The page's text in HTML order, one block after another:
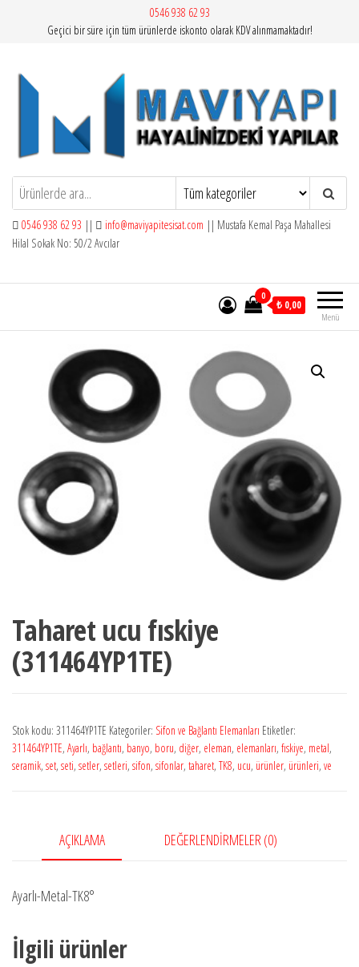
0546 938 62 93
Geçici bir süre için tüm ürünlerde iskonto olarak KDV alınmamaktadır!
Mavi Yapı | Vitra Artema
0546 938 62 93 || info@maviyapitesisat.com || Mustafa Kemal Paşa Mahallesi
Hilal Sokak No: 50/2 Avcılar
Menü
0
₺ 0,00
Taharet ucu fıskiye
(311464YP1TE)
Stok kodu: 311464YP1TE Kategoriler: Sifon ve Bağlantı Elemanları Etiketler:
311464YP1TE, Ayarlı, bağlantı, banyo, boru, diğer, eleman, elemanları, fıskiye, metal,
seramik, set, seti, setler, setleri, sifon, sifonlar, taharet, TK8, ucu, ürünler, ürünleri, ve
AÇIKLAMA DEĞERLENDIRMELER (0)
Ayarlı-Metal-TK8°
İlgili ürünler